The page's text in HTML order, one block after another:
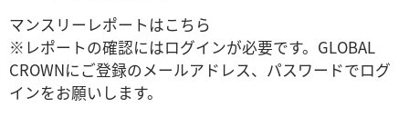
マンスリーレポートはこちら
※レポートの確認にはログインが必要です。GLOBAL
CROWNにご登録のメールアドレス、パスワードでログ
インをお願いします。